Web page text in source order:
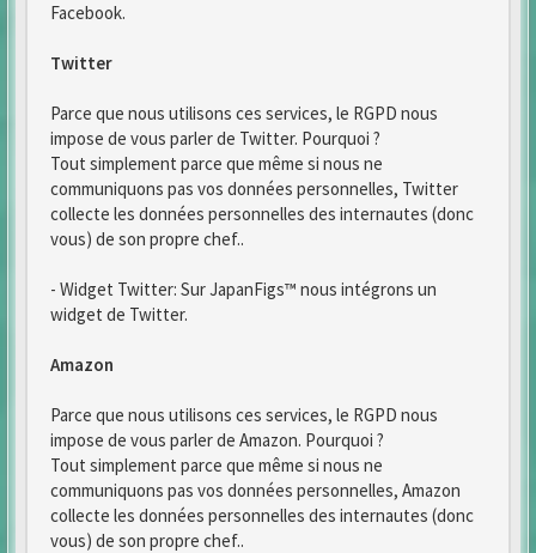
Facebook.
Twitter
Parce que nous utilisons ces services, le RGPD nous
impose de vous parler de Twitter. Pourquoi ?
Tout simplement parce que même si nous ne
communiquons pas vos données personnelles, Twitter
collecte les données personnelles des internautes (donc
vous) de son propre chef..
- Widget Twitter: Sur JapanFigs™ nous intégrons un
widget de Twitter.
Amazon
Parce que nous utilisons ces services, le RGPD nous
impose de vous parler de Amazon. Pourquoi ?
Tout simplement parce que même si nous ne
communiquons pas vos données personnelles, Amazon
collecte les données personnelles des internautes (donc
vous) de son propre chef..